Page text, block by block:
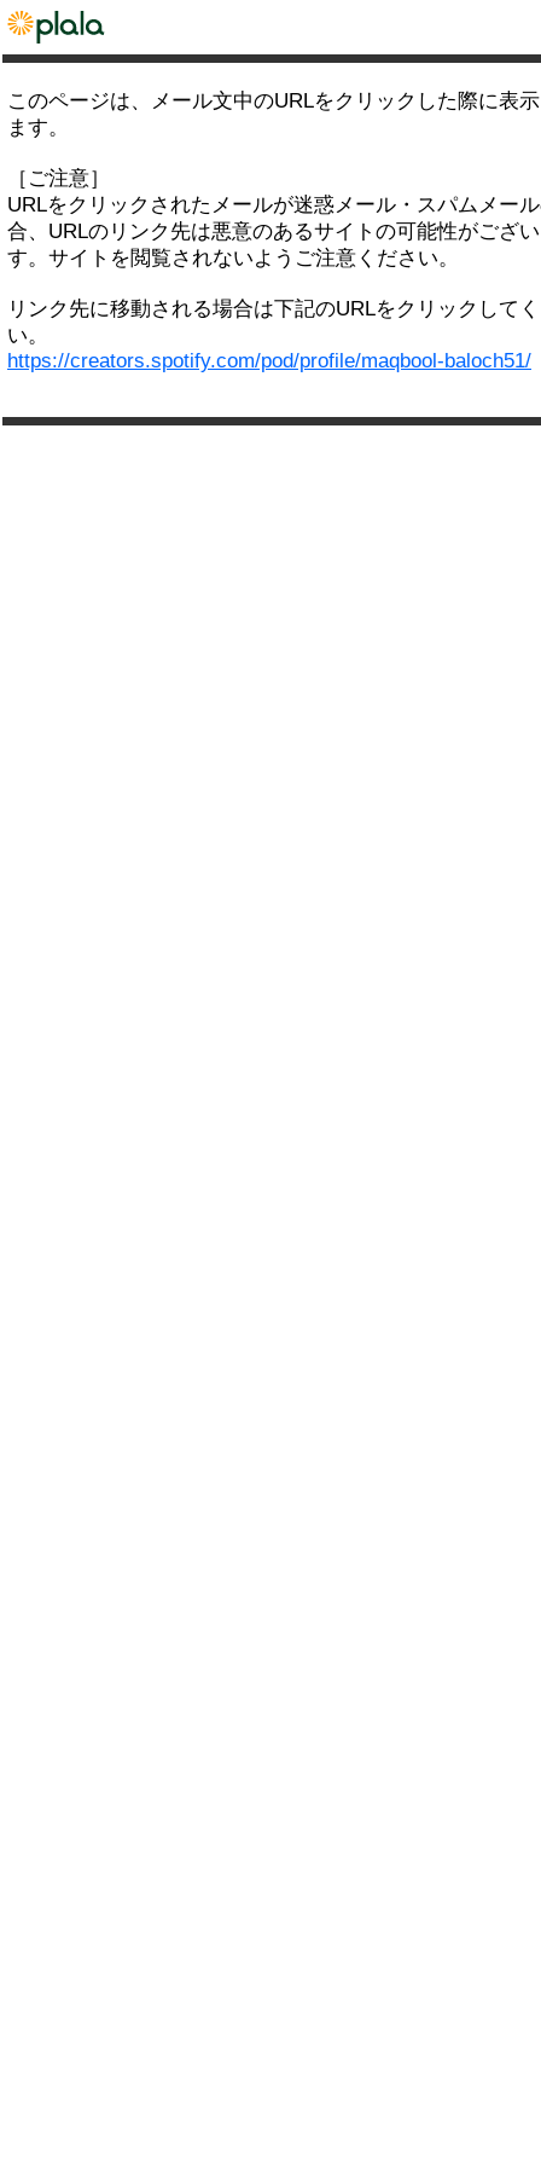
このページは、メール文中のURLをクリックした際に表
ます。
［ご注意］
URLをクリックされたメールが迷惑メール・スパムメー
合、URLのリンク先は悪意のあるサイトの可能性がござ
す。サイトを閲覧されないようご注意ください。
リンク先に移動される場合は下記のURLをクリックして
い。
https://creators.spotify.com/pod/profile/maqbool-baloch51/